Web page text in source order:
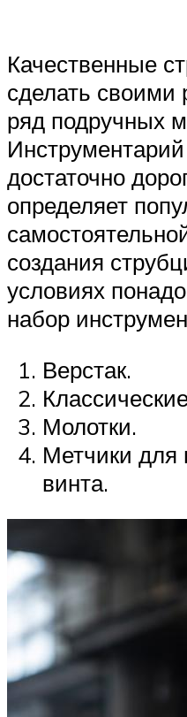
Качественные
сделать своими
ряд подручных
Инструментарий
достаточно
определяет
создания
условиях
набор
Верстак.
Молотки.
Метчики для
винта.